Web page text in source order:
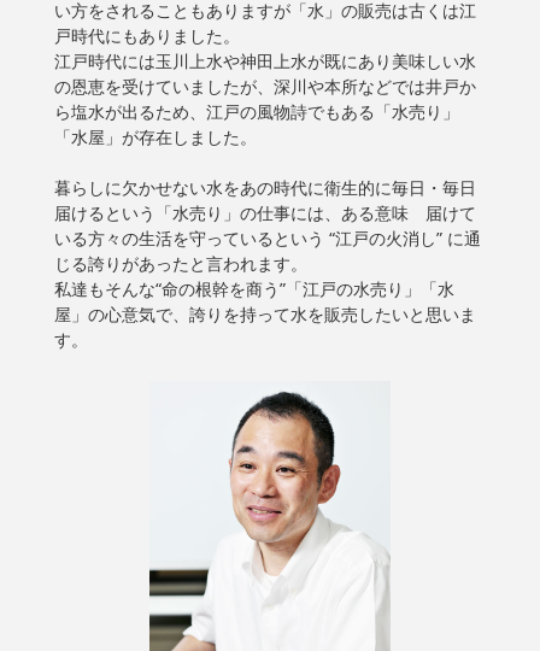
い方をされることもありますが「水」の販売は古くは江
戸時代にもありました。
江戸時代には玉川上水や神田上水が既にあり美味しい水
の恩恵を受けていましたが、深川や本所などでは井戸か
ら塩水が出るため、江戸の風物詩でもある「水売り」
「水屋」が存在しました。
暮らしに欠かせない水をあの時代に衛生的に毎日・毎日
届けるという「水売り」の仕事には、ある意味 届けて
いる方々の生活を守っているという “江戸の火消し” に通
じる誇りがあったと言われます。
私達もそんな“命の根幹を商う”「江戸の水売り」「水
屋」の心意気で、誇りを持って水を販売したいと思いま
す。